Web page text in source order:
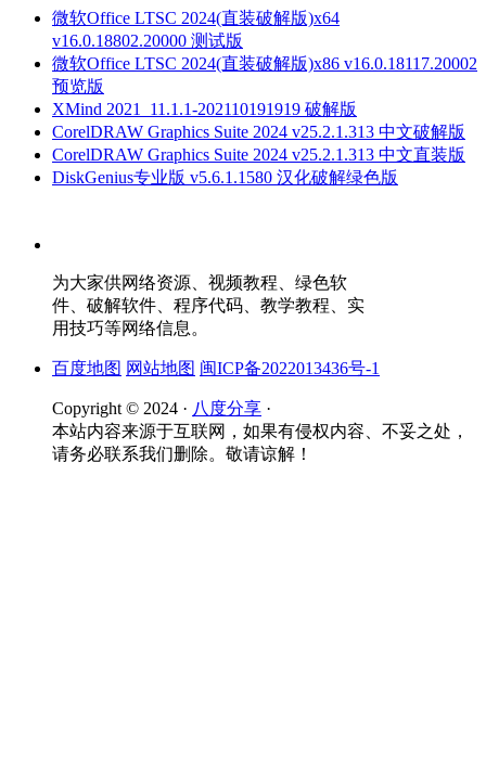
微软Office LTSC 2024(直装破解版)x64
v16.0.18802.20000 测试版
微软Office LTSC 2024(直装破解版)x86 v16.0.18117.20002
预览版
XMind 2021_11.1.1-202110191919 破解版
CorelDRAW Graphics Suite 2024 v25.2.1.313 中文破解版
CorelDRAW Graphics Suite 2024 v25.2.1.313 中文直装版
DiskGenius专业版 v5.6.1.1580 汉化破解绿色版
为大家供网络资源、视频教程、绿色软
件、破解软件、程序代码、教学教程、实
用技巧等网络信息。
百度地图 网站地图 闽ICP备2022013436号-1
Copyright © 2024 · 八度分享 ·
本站内容来源于互联网，如果有侵权内容、不妥之处，
请务必联系我们删除。敬请谅解！